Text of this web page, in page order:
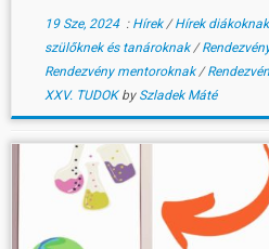
19 Sze, 2024: Hírek/Hírek diákoknak
szülőknek és tanároknak/
Rendezvény mentoroknak/
XXV. TUDOK by Szladek Máté